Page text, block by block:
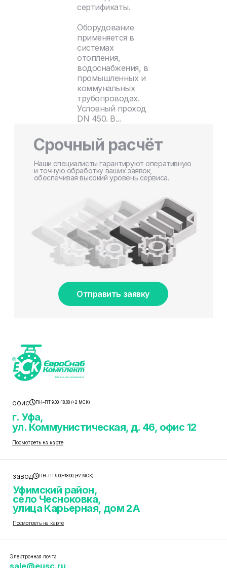
сертификаты.
Оборудование
применяется в
системах
отопления,
водоснабжения, в
промышленных и
коммунальных
трубопроводах.
Условный проход
DN 450. В...
Срочный расчёт
Наши специалисты гарантируют оперативную
и точную обработку ваших заявок,
обеспечивая высокий уровень сервиса.
Отправить заявку
офис ПН–ПТ 9.00–18.00 (+2 МСК)
г. Уфа,
ул. Коммунистическая, д. 46, офис 12
Посмотреть на карте
завод ПН–ПТ 9.00–18.00 (+2 МСК)
Уфимский район,
село Чесноковка,
улица Карьерная, дом 2А
Посмотреть на карте
Электронная почта
sale@eusc.ru